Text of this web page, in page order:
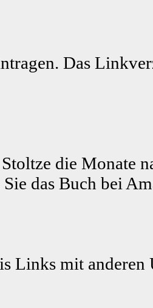
Das
die Monate
das Buch bei
mit anderen